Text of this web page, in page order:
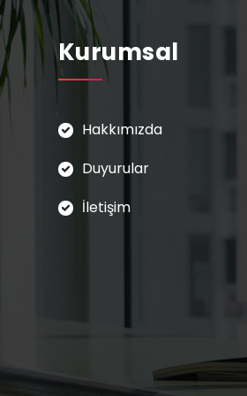
Kurumsal
Hakkımızda
Duyurular
İletişim